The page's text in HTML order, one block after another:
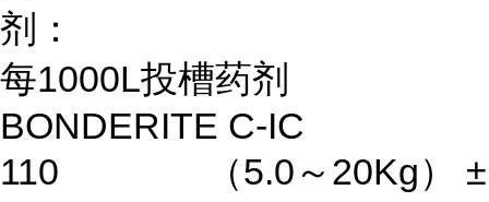
剂：
每1000L投槽药剂
BONDERITE C-IC
110 （5.0～20Kg） ±